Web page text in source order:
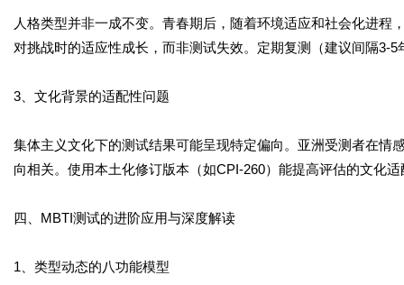
人格类型并非一成不变。青春期后，随着环境适应和社会化进
对挑战时的适应性成长，而非测试失效。定期复测（建议间隔3-
3、文化背景的适配性问题
集体主义文化下的测试结果可能呈现特定偏向。亚洲受测者在情
向相关。使用本土化修订版本（如CPI-260）能提高评估的文化适
四、MBTI测试的进阶应用与深度解读
1、类型动态的八功能模型